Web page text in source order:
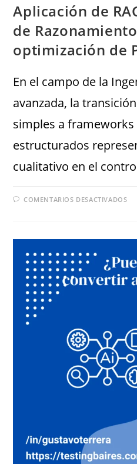
Aplicación de
de
optimización de
En el campo de la
avanzada, la
simples a frameworks
estructurados
cualitativo en el
COMENTARIOS DESACTIVADOS